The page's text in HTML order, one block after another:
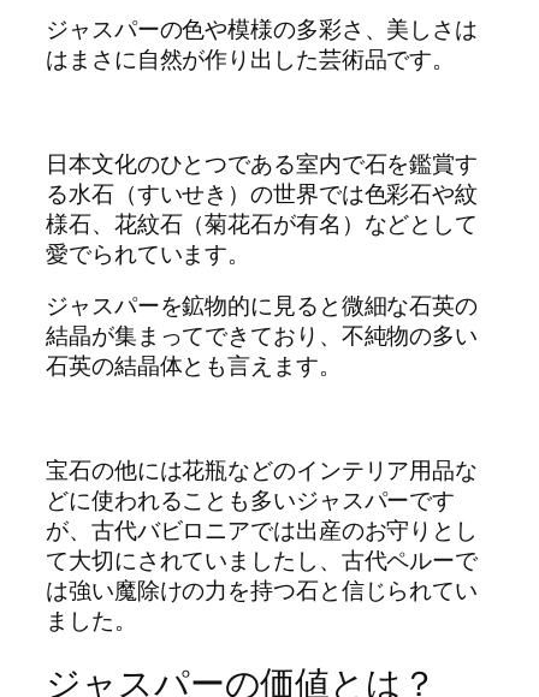
ジャスパーの色や模様の多彩さ、美しさは
はまさに自然が作り出した芸術品です。
日本文化のひとつである室内で石を鑑賞す
る水石（すいせき）の世界では色彩石や紋
様石、花紋石（菊花石が有名）などとして
愛でられています。
ジャスパーを鉱物的に見ると微細な石英の
結晶が集まってできており、不純物の多い
石英の結晶体とも言えます。
宝石の他には花瓶などのインテリア用品な
どに使われることも多いジャスパーです
が、古代バビロニアでは出産のお守りとし
て大切にされていましたし、古代ペルーで
は強い魔除けの力を持つ石と信じられてい
ました。
ジャスパーの価値とは？